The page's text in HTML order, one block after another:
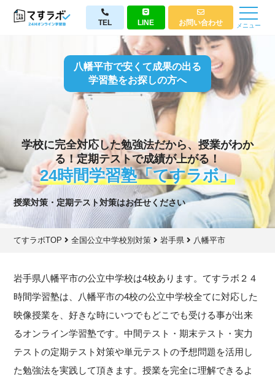
TEL LINE お問い合わせ メニュー
八幡平市で安くて成果の出る
学習塾をお探しの方へ
学校に完全対応した勉強法だから、授業がわか
る！定期テストで成績が上がる！
24時間学習塾「てすラボ」
授業対策・定期テスト対策はお任せください
てすラボTOP 全国公立中学校別対策 岩手県 八幡平市
岩手県八幡平市の公立中学校は4校あります。てすラボ２４
時間学習塾は、八幡平市の4校の公立中学校全てに対応した
映像授業を、好きな時にいつでもどこでも受ける事が出来
るオンライン学習塾です。中間テスト・期末テスト・実力
テストの定期テスト対策や単元テストの予想問題を活用し
た勉強法を実践して頂きます。授業を完全に理解できるよ